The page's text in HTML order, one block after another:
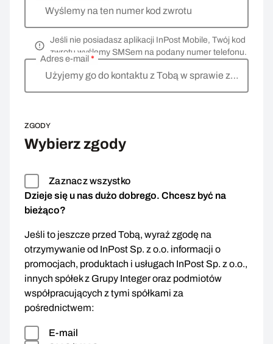
Wyślemy na ten numer kod zwrotu
Jeśli nie posiadasz aplikacji InPost Mobile, Twój kod
zwrotu wyślemy SMSem na podany numer telefonu.
Użyjemy go do kontaktu z Tobą w sprawie zwrotu
Adres e-mail *
ZGODY
Wybierz zgody
Zaznacz wszystko
Dzieje się u nas dużo dobrego. Chcesz być na
bieżąco?
Jeśli to jeszcze przed Tobą, wyraź zgodę na
otrzymywanie od InPost Sp. z o.o. informacji o
promocjach, produktach i usługach InPost Sp. z o.o.,
innych spółek z Grupy Integer oraz podmiotów
współpracujących z tymi spółkami za
pośrednictwem:
E-mail